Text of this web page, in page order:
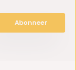
Abonneer